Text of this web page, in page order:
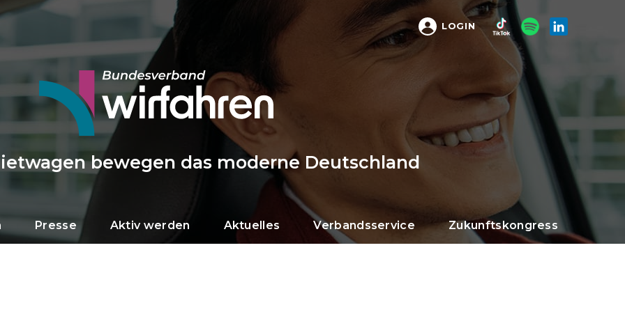
LOGIN
bewegen das moderne Deutschland
Presse Aktiv werden Aktuelles Verbandsservice Zukunftskongress